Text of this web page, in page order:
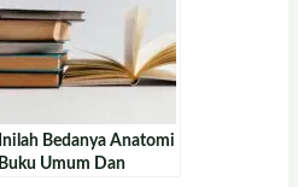
Inilah Bedanya Anatomi
Buku Umum Dan